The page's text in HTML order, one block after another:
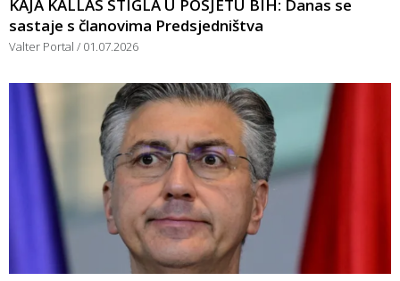
KAJA KALLAS STIGLA U POSJETU BIH: Danas se
sastaje s članovima Predsjedništva
Valter Portal 01.07.2026